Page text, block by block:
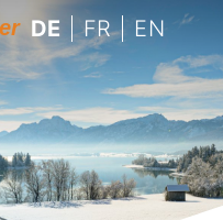
DE FR EN